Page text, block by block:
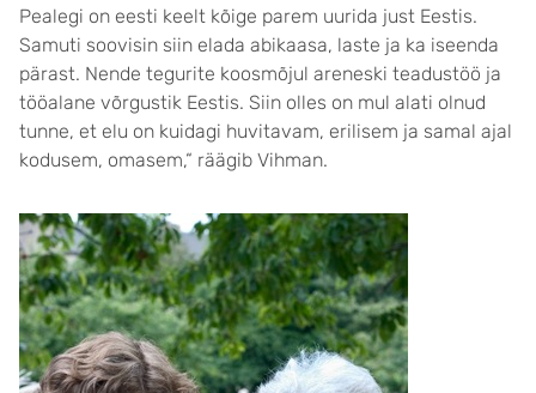
Pealegi on eesti keelt kõige parem uurida just Eestis.
Samuti soovisin siin elada abikaasa, laste ja ka iseenda
pärast. Nende tegurite koosmõjul areneski teadustöö ja
tööalane võrgustik Eestis. Siin olles on mul alati olnud
tunne, et elu on kuidagi huvitavam, erilisem ja samal ajal
kodusem, omasem,“ räägib Vihman.